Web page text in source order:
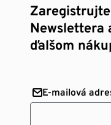
Newslettera
ďalšom
E-mailová